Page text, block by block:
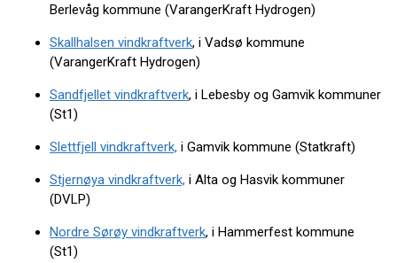
Berlevåg kommune (VarangerKraft Hydrogen)
Skallhalsen vindkraftverk, i Vadsø kommune
(VarangerKraft Hydrogen)
Sandfjellet vindkraftverk, i Lebesby og Gamvik kommuner
(St1)
Slettfjell vindkraftverk, i Gamvik kommune (Statkraft)
Stjernøya vindkraftverk, i Alta og Hasvik kommuner
(DVLP)
Nordre Sørøy vindkraftverk, i Hammerfest kommune
(St1)